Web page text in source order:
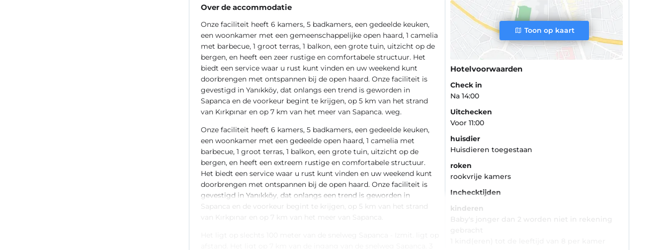
Over de accommodatie
Onze faciliteit heeft 6 kamers, 5 badkamers, een gedeelde keuken,
een woonkamer met een gemeenschappelijke open haard, 1 camelia
met barbecue, 1 groot terras, 1 balkon, een grote tuin, uitzicht op de
bergen, en heeft een zeer rustige en comfortabele structuur. Het
biedt een service waar u rust kunt vinden en uw weekend kunt
doorbrengen met ontspannen bij de open haard. Onze faciliteit is
gevestigd in Yanıkköy, dat onlangs een trend is geworden in
Sapanca en de voorkeur begint te krijgen, op 5 km van het strand
van Kırkpınar en op 7 km van het meer van Sapanca. weg.
Onze faciliteit heeft 6 kamers, 5 badkamers, een gedeelde keuken,
een woonkamer met een gedeelde open haard, 1 camelia met
barbecue, 1 groot terras, 1 balkon, een grote tuin, uitzicht op de
bergen, en heeft een extreem rustige en comfortabele structuur.
Het biedt een service waar u rust kunt vinden en uw weekend kunt
doorbrengen met ontspannen bij de open haard. Onze faciliteit is
gevestigd in Yanıkköy, dat onlangs een trend is geworden in
Sapanca en de voorkeur begint te krijgen, op 5 km van het strand
van Kırkpınar en op 7 km van het meer van Sapanca.
Toon op kaart
Hotelvoorwaarden
Check in
Na 14:00
Uitchecken
Voor 11:00
huisdier
Huisdieren toegestaan
roken
rookvrije kamers
Inchecktijden
kinderen
Baby's jonger dan 2 worden niet in rekening